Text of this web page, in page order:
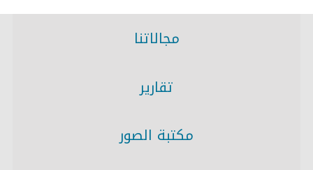
مجالاتنا
تقارير
مكتبة الصور